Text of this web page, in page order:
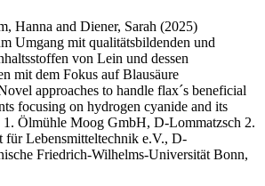
Hanna and Diener, Sarah (2025)
Umgang mit qualitätsbildenden und
von Lein und dessen
mit dem Fokus auf Blausäure
approaches to handle flax´s beneficial
focusing on hydrogen cyanide and its
1. Ölmühle Moog GmbH, D-Lommatzsch 2.
für Lebensmitteltechnik e.V., D-
Friedrich-Wilhelms-Universität Bonn,